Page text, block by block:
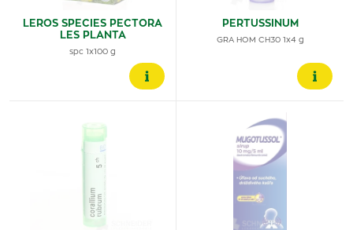
LEROS SPECIES PECTORA
LES PLANTA
spc 1x100 g
PERTUSSINUM
GRA HOM CH30 1x4 g